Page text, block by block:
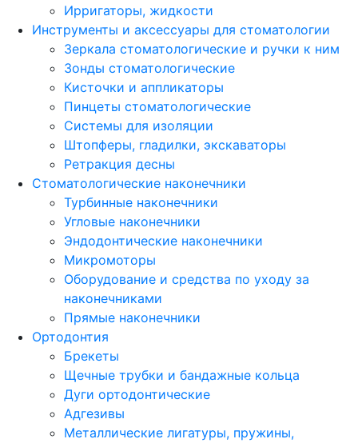
Ирригаторы, жидкости
Инструменты и аксессуары для стоматологии
Зеркала стоматологические и ручки к ним
Зонды стоматологические
Кисточки и аппликаторы
Пинцеты стоматологические
Системы для изоляции
Штопферы, гладилки, экскаваторы
Ретракция десны
Стоматологические наконечники
Турбинные наконечники
Угловые наконечники
Эндодонтические наконечники
Микромоторы
Оборудование и средства по уходу за
наконечниками
Прямые наконечники
Ортодонтия
Брекеты
Щечные трубки и бандажные кольца
Дуги ортодонтические
Адгезивы
Металлические лигатуры, пружины,